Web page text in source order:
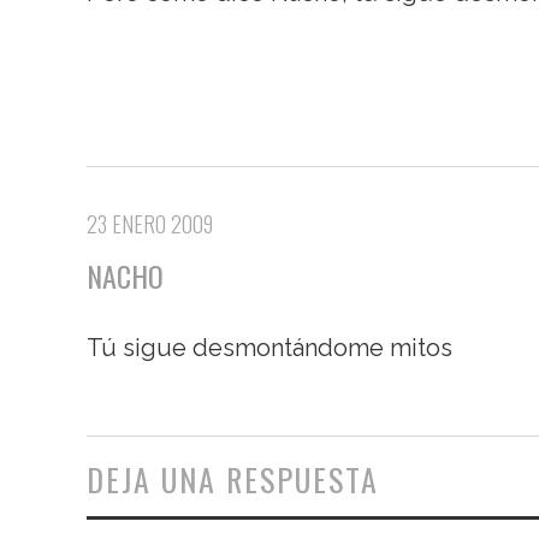
23 ENERO 2009
NACHO
Tú sigue desmontándome mitos
DEJA UNA RESPUESTA